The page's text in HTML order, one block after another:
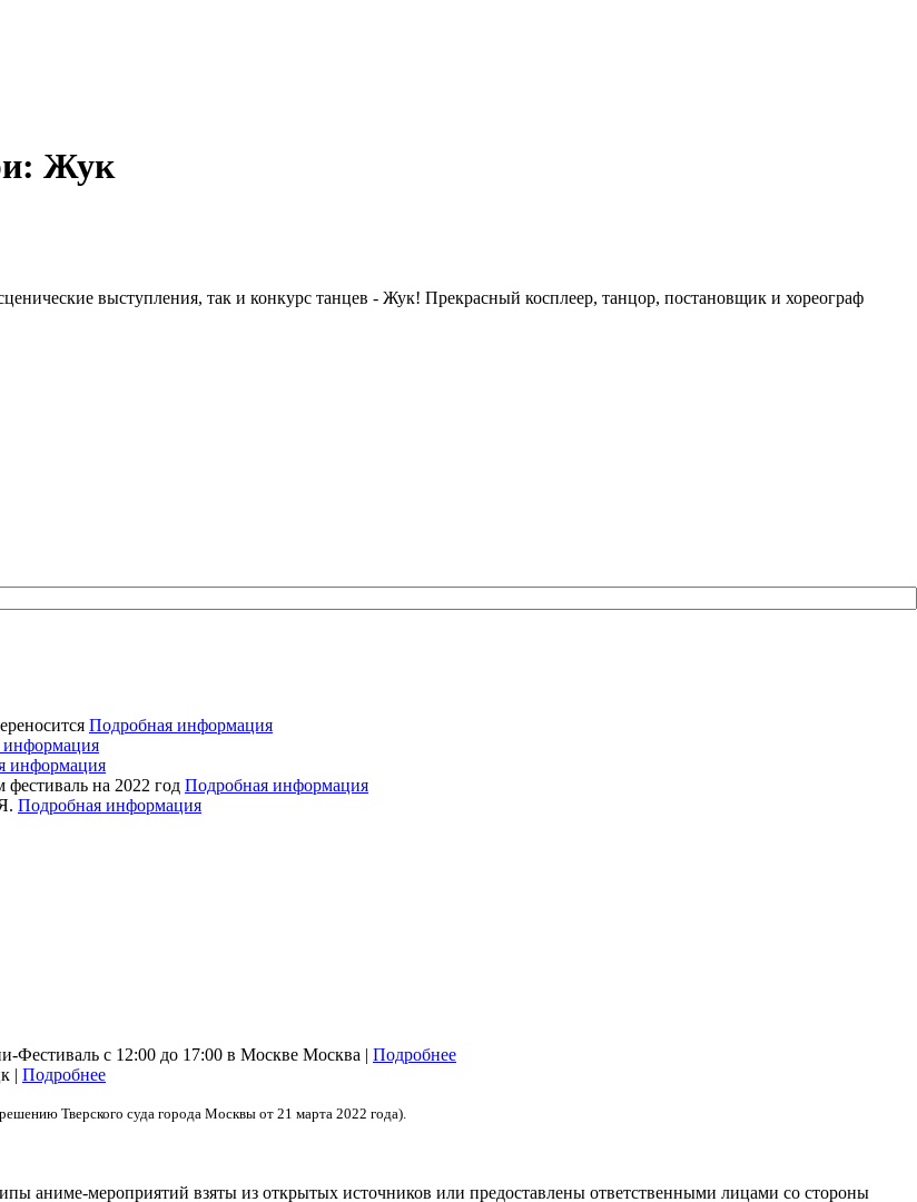
Жук
выступления, так и конкурс танцев - Жук! Прекрасный косплеер, танцор, постановщик и хореограф
Подробная информация
информация
на 2022 год Подробная информация
Подробная информация
Фестиваль с 12:00 до 17:00 в Москве Москва | Подробнее
| Подробнее
Тверского суда города Москвы от 21 марта 2022 года).
аниме-мероприятий взяты из открытых источников или предоставлены ответственными лицами со стороны